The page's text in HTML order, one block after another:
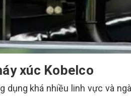
xúc Kobelco
dụng khá nhiều linh vực và